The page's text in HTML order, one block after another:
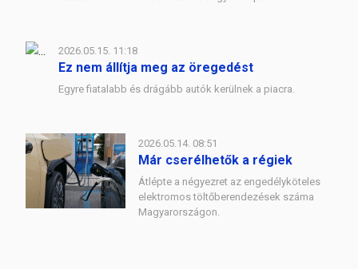
2026.05.15. 11:18
Ez nem állítja meg az öregedést
Egyre fiatalabb és drágább autók kerülnek a piacra.
2026.05.14. 08:51
Már cserélhetők a régiek
Átlépte a négyezret az engedélyköteles
elektromos töltőberendezések száma
Magyarországon.